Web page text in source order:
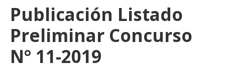
Publicación Listado
Preliminar Concurso
N° 11-2019